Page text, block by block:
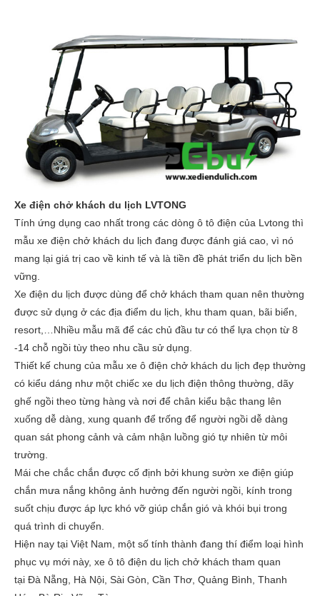
Xe điện chở khách du lịch LVTONG
Tính ứng dụng cao nhất trong các dòng ô tô điện của Lvtong thì
mẫu xe điện chở khách du lịch đang được đánh giá cao, vì nó
mang lại giá trị cao về kinh tế và là tiền đề phát triển du lịch bền
vững.
Xe điện du lịch được dùng để chở khách tham quan nên thường
được sử dụng ở các địa điểm du lịch, khu tham quan, bãi biển,
resort,…Nhiều mẫu mã để các chủ đầu tư có thể lựa chọn từ 8
-14 chỗ ngồi tùy theo nhu cầu sử dụng.
Thiết kế chung của mẫu xe ô điện chở khách du lịch đẹp thường
có kiểu dáng như một chiếc xe du lịch điện thông thường, dãy
ghế ngồi theo từng hàng và nơi để chân kiểu bậc thang lên
xuống dễ dàng, xung quanh để trống để người ngồi dễ dàng
quan sát phong cảnh và cảm nhận luồng gió tự nhiên từ môi
trường.
Mái che chắc chắn được cố định bởi khung sườn xe điện giúp
chắn mưa nắng không ảnh hưởng đến người ngồi, kính trong
suốt chịu được áp lực khó vỡ giúp chắn gió và khói bụi trong
quá trình di chuyển.
Hiện nay tại Việt Nam, một số tính thành đang thí điểm loại hình
phục vụ mới này, xe ô tô điện du lịch chở khách tham quan
tại Đà Nẵng, Hà Nội, Sài Gòn, Cần Thơ, Quảng Bình, Thanh